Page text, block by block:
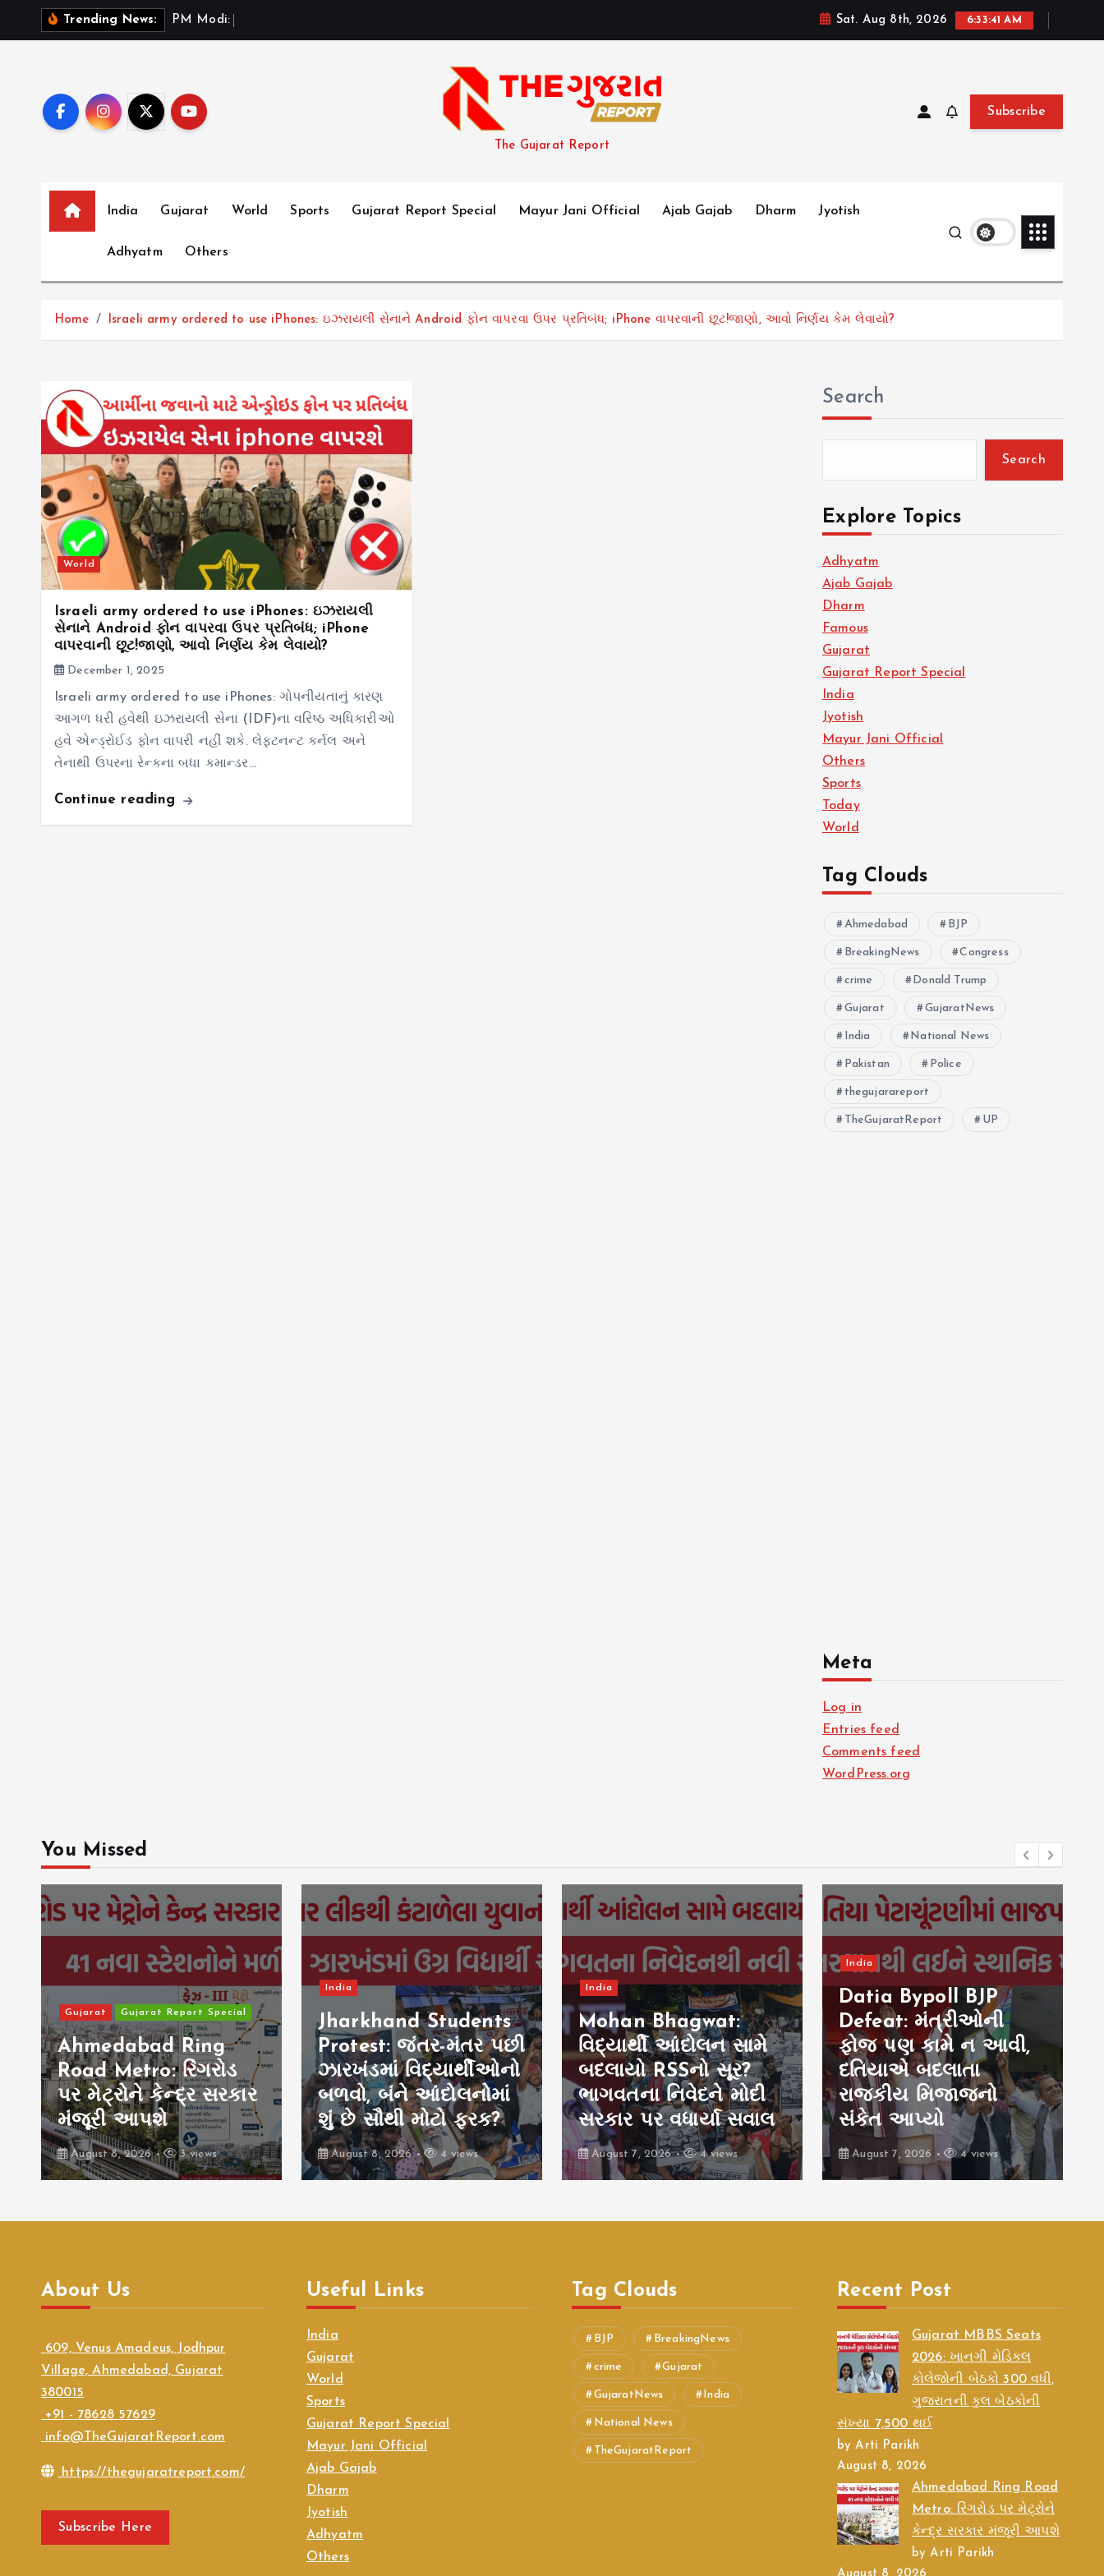
Trending News: P M M o d i: Sat. Aug 8th, 2026 6:33:42 AM
The Gujarat Report
Subscribe
India Gujarat World Sports Gujarat Report Special Mayur Jani Official Ajab Gajab Dharm Jyotish
Adhyatm Others
Home Israeli army ordered to use iPhones: ઇઝરાયલી સેનાને Android ફોન વાપરવા ઉપર પ્રતિબંધ; iPhone વાપરવાની છૂટ!જાણો, આવો નિર્ણય કેમ લેવાયો?
World
Israeli army ordered to use iPhones: ઇઝરાયલી
સેનાને Android ફોન વાપરવા ઉપર પ્રતિબંધ; iPhone
વાપરવાની છૂટ!જાણો, આવો નિર્ણય કેમ લેવાયો?
December 1, 2025
Israeli army ordered to use iPhones: ગોપનીયતાનું કારણ
આગળ ધરી હવેથી ઇઝરાયલી સેના (IDF)ના વરિષ્ઠ અધિકારીઓ
હવે એન્ડ્રોઈડ ફોન વાપરી નહીં શકે. લેફ્ટનન્ટ કર્નલ અને
તેનાથી ઉપરના રેન્કના બધા કમાન્ડર…
Continue reading
Search
Search
Explore Topics
Adhyatm
Ajab Gajab
Dharm
Famous
Gujarat
Gujarat Report Special
India
Jyotish
Mayur Jani Official
Others
Sports
Today
World
Tag Clouds
Ahmedabad BJP
BreakingNews Congress
crime Donald Trump
Gujarat GujaratNews
India National News
Pakistan Police
thegujarareport
TheGujaratReport UP
Meta
Log in
Entries feed
Comments feed
WordPress.org
You Missed
Gujarat Gujarat Report Special
Ahmedabad Ring
Road Metro: રિંગરોડ
પર મેટ્રોને કેન્દ્ર સરકાર
મંજૂરી આપશે
August 8, 2026 3 views
India
Jharkhand Students
Protest: જંતર-મંતર પછી
ઝારખંડમાં વિદ્યાર્થીઓનો
બળવો, બંને આંદોલનોમાં
શું છે સૌથી મોટો ફરક?
August 8, 2026 4 views
India
Mohan Bhagwat:
વિદ્યાર્થી આંદોલન સામે
બદલાયો RSSનો સૂર?
ભાગવતના નિવેદને મોદી
સરકાર પર વધાર્યા સવાલ
August 7, 2026 4 views
India
Datia Bypoll BJP
Defeat: મંત્રીઓની
ફોજ પણ કામે ન આવી,
દતિયાએ બદલાતા
રાજકીય મિજાજનો
સંકેત આપ્યો
August 7, 2026 4 views
About Us
609, Venus Amadeus, Jodhpur
Village, Ahmedabad, Gujarat
380015
+91 - 78628 57629
info@TheGujaratReport.com
https://thegujaratreport.com/
Subscribe Here
Useful Links
India
Gujarat
World
Sports
Gujarat Report Special
Mayur Jani Official
Ajab Gajab
Dharm
Jyotish
Adhyatm
Others
Tag Clouds
BJP BreakingNews
crime Gujarat
GujaratNews India
National News
TheGujaratReport
Recent Post
Gujarat MBBS Seats
2026: ખાનગી મેડિકલ
કોલેજોની બેઠકો 300 વધી,
ગુજરાતની કુલ બેઠકોની
સંખ્યા 7,500 થઈ
by Arti Parikh
August 8, 2026
Ahmedabad Ring Road
Metro: રિંગરોડ પર મેટ્રોને
કેન્દ્ર સરકાર મંજૂરી આપશે
by Arti Parikh